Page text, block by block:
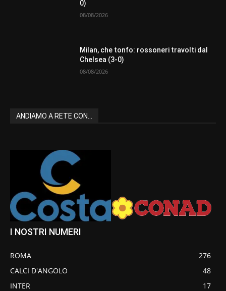
0)
08/08/2026
Milan, che tonfo: rossoneri travolti dal
Chelsea (3-0)
08/08/2026
ANDIAMO A RETE CON...
I NOSTRI NUMERI
ROMA
276
CALCI D'ANGOLO
48
INTER
17